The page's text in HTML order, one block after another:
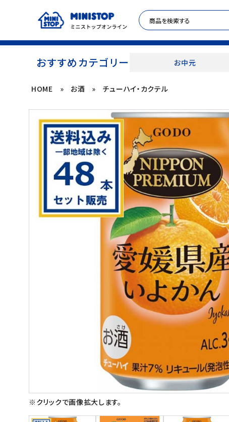
おすすめカテゴリー お中元
ACCOUNT MENU
ログイン person 新規登録
カテゴリから探す
冷凍食品
フードロス
HOME » お酒 » チューハイ・カクテル
※クリックで画像拡大します。